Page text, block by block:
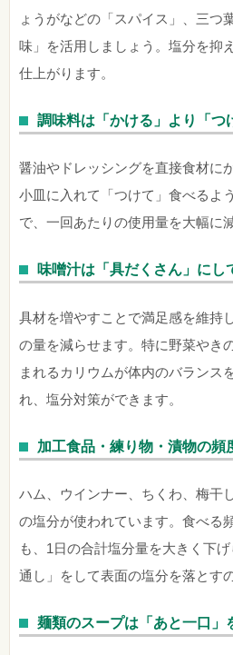
ょうがなどの「スパイス」、三つ
味」を活用しましょう。塩分を抑
仕上がります。
調味料は「かける」より「つ
醤油やドレッシングを直接食材に
小皿に入れて「つけて」食べるよ
で、一回あたりの使用量を大幅に
味噌汁は「具だくさん」にし
具材を増やすことで満足感を維持
の量を減らせます。特に野菜やき
まれるカリウムが体内のバランス
れ、塩分対策ができます。
加工食品・練り物・漬物の頻
ハム、ウインナー、ちくわ、梅干
の塩分が使われています。食べる
も、1日の合計塩分量を大きく下
通し」をして表面の塩分を落とす
麺類のスープは「あと一口」